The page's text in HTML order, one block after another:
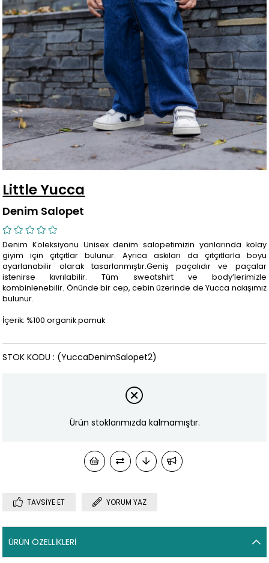
Little Yucca
Denim Salopet
Denim Koleksiyonu Unisex denim salopetimizin yanlarında kolay
giyim için çıtçıtlar bulunur. Ayrıca askıları da çıtçıtlarla boyu
ayarlanabilir olarak tasarlanmıştır.Geniş paçalıdır ve paçalar
istenirse kıvrılabilir. Tüm sweatshirt ve body’lerimizle
kombinlenebilir. Önünde bir cep, cebin üzerinde de Yucca nakışımız
bulunur.
İçerik: %100 organik pamuk
(YuccaDenimSalopet2)
STOK KODU
Ürün stoklarımızda kalmamıştır.
TAVSIYE ET YORUM YAZ
ÜRÜN ÖZELLIKLERI